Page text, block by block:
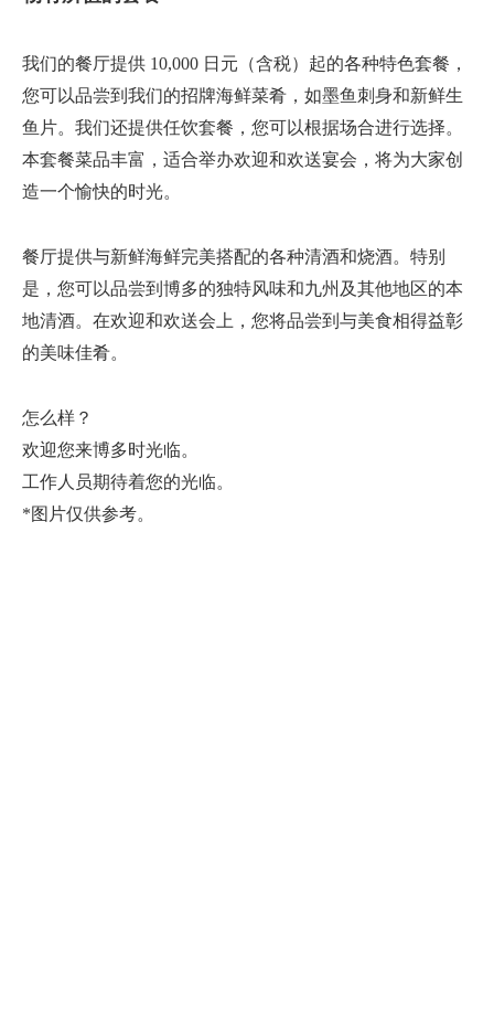
我们的餐厅提供 10,000 日元（含税）起的各种特色套餐，
您可以品尝到我们的招牌海鲜菜肴，如墨鱼刺身和新鲜生
鱼片。我们还提供任饮套餐，您可以根据场合进行选择。
本套餐菜品丰富，适合举办欢迎和欢送宴会，将为大家创
造一个愉快的时光。
餐厅提供与新鲜海鲜完美搭配的各种清酒和烧酒。特别
是，您可以品尝到博多的独特风味和九州及其他地区的本
地清酒。在欢迎和欢送会上，您将品尝到与美食相得益彰
的美味佳肴。
怎么样？
欢迎您来博多时光临。
工作人员期待着您的光临。
*图片仅供参考。